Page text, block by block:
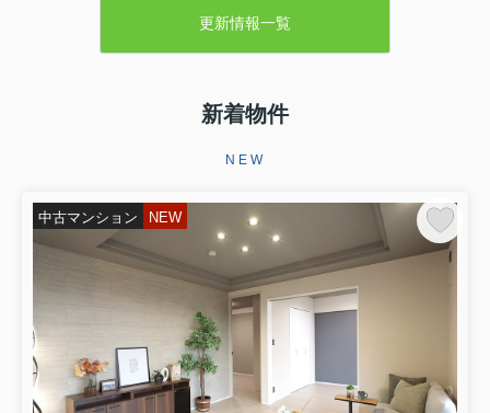
2026.07.10
東大阪市衣摺５丁目 売り土地をご契
ございます。お引き渡しまで、ご満足
任を持ってサポートさせていただ...
2026.06.29
☆★☆成約御礼☆★☆
東大阪市永和３丁目 中古テラスハウ
スをご契約いただきましたこの度はミ
ーツ不動産をいただき誠にありがとう
ございます。無事ご成約に至ることが
でき大変嬉しく思っております。リフ
ォームでお時間を頂き恐縮ではご...
更新情報一覧
新着物件
NEW
中古マンション NEW